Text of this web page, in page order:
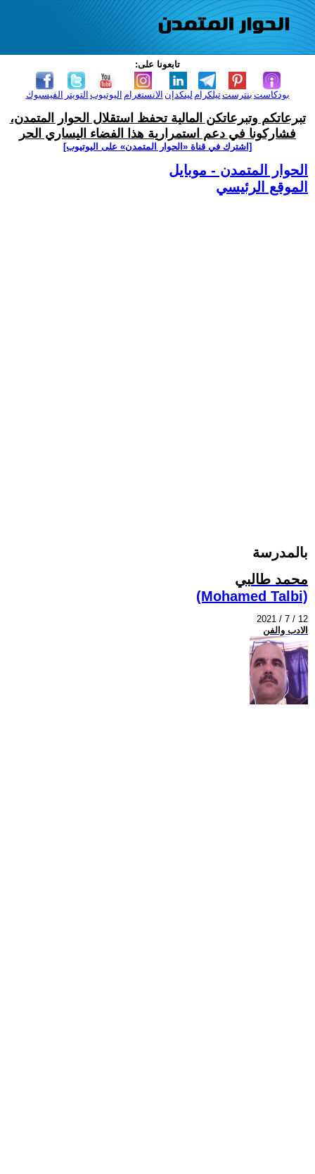
تابعونا على:
الفيسبوك التويتر اليوتيوب الانستغرام لينكدإن تيلكرامبنترست بودكاست
تبرعاتكم وتبرعاتكن المالية تحفظ استقلال الحوار المتمدن،
فشاركونا في دعم استمرارية هذا الفضاء اليساري الحر
[اشترك في قناة ‫«الحوار المتمدن» على اليوتيوب]
الحوار المتمدن - موبايل
الموقع الرئيسي
بالمدرسة
محمد طالبي
(Mohamed Talbi)
2021 / 7 / 12
الادب والفن